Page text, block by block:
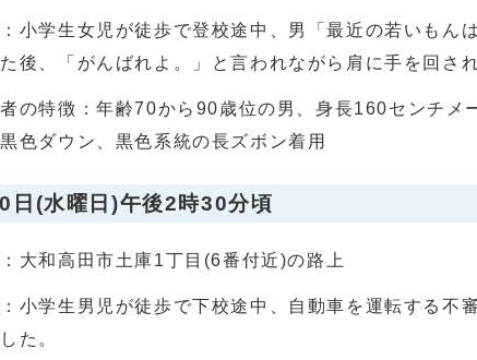
小学生女児が徒歩で登校途中、男「最近の若いもん
後、「がんばれよ。」と言われながら肩に手を回さ
の特徴：年齢70から90歳位の男、身長160センチメ
色ダウン、黒色系統の長ズボン着用
日(水曜日)午後2時30分頃
大和高田市土庫1丁目(6番付近)の路上
小学生男児が徒歩で下校途中、自動車を運転する不
た。